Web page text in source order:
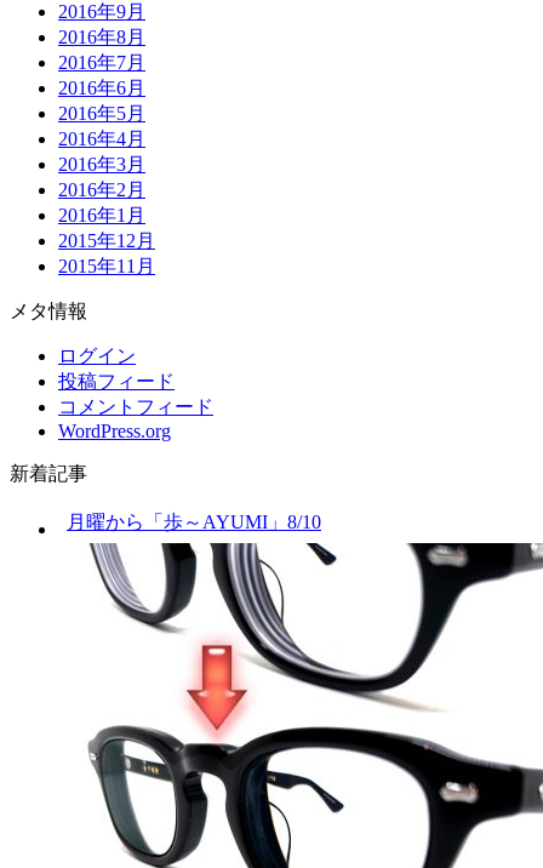
2016年9月
2016年8月
2016年7月
2016年6月
2016年5月
2016年4月
2016年3月
2016年2月
2016年1月
2015年12月
2015年11月
メタ情報
ログイン
投稿フィード
コメントフィード
WordPress.org
新着記事
月曜から「歩～AYUMI」8/10